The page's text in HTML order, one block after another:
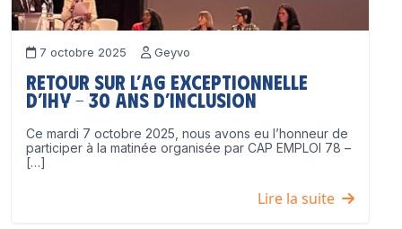
7 octobre 2025 Geyvo
Retour sur l’AG exceptionnelle
d’IHY – 30 ans d’inclusion
Ce mardi 7 octobre 2025, nous avons eu l’honneur de
participer à la matinée organisée par CAP EMPLOI 78 –
[…]
Lire la suite